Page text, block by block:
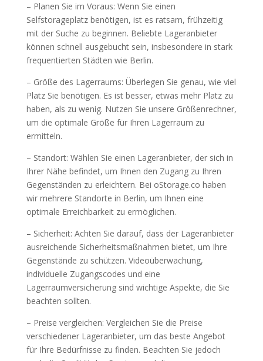
– Planen Sie im Voraus: Wenn Sie einen
Selfstorageplatz benötigen, ist es ratsam, frühzeitig
mit der Suche zu beginnen. Beliebte Lageranbieter
können schnell ausgebucht sein, insbesondere in stark
frequentierten Städten wie Berlin.
– Größe des Lagerraums: Überlegen Sie genau, wie viel
Platz Sie benötigen. Es ist besser, etwas mehr Platz zu
haben, als zu wenig. Nutzen Sie unsere Größenrechner,
um die optimale Größe für Ihren Lagerraum zu
ermitteln.
– Standort: Wählen Sie einen Lageranbieter, der sich in
Ihrer Nähe befindet, um Ihnen den Zugang zu Ihren
Gegenständen zu erleichtern. Bei oStorage.co haben
wir mehrere Standorte in Berlin, um Ihnen eine
optimale Erreichbarkeit zu ermöglichen.
– Sicherheit: Achten Sie darauf, dass der Lageranbieter
ausreichende Sicherheitsmaßnahmen bietet, um Ihre
Gegenstände zu schützen. Videoüberwachung,
individuelle Zugangscodes und eine
Lagerraumversicherung sind wichtige Aspekte, die Sie
beachten sollten.
– Preise vergleichen: Vergleichen Sie die Preise
verschiedener Lageranbieter, um das beste Angebot
für Ihre Bedürfnisse zu finden. Beachten Sie jedoch